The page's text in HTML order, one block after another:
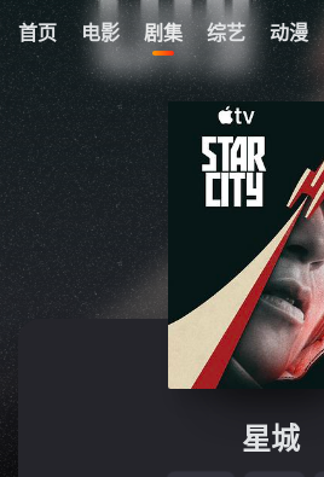
首页 电影 剧集 综艺 动漫
我的观影记录
暂无观看影片的记录
星城